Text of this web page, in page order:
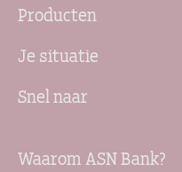
Producten
Je situatie
Snel naar
Waarom ASN Bank?